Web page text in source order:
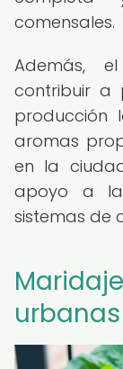
comensales.
Además,
contribuir a
producción
aromas
en la
apoyo a
sistemas de